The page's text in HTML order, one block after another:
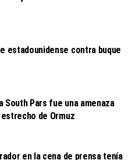
estadounidense contra buque
South Pars fue una amenaza
de Ormuz
en la cena de prensa tenía